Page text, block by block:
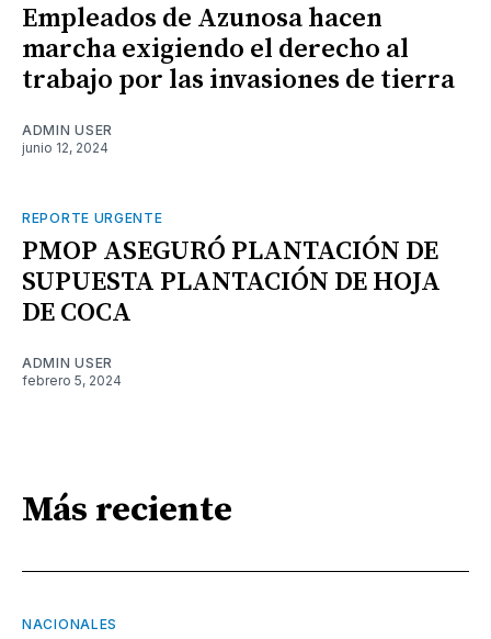
Empleados de Azunosa hacen
marcha exigiendo el derecho al
trabajo por las invasiones de tierra
ADMIN USER
junio 12, 2024
REPORTE URGENTE
PMOP ASEGURÓ PLANTACIÓN DE
SUPUESTA PLANTACIÓN DE HOJA
DE COCA
ADMIN USER
febrero 5, 2024
Más reciente
NACIONALES